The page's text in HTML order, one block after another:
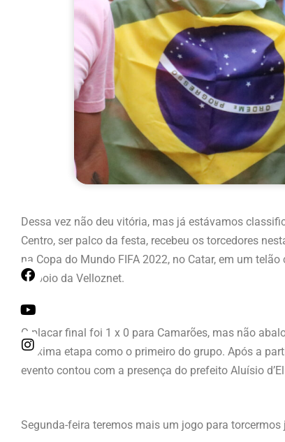
Dessa vez não deu vitória, mas já estávamos
Centro, ser palco da festa, recebeu os torcedores
na Copa do Mundo FIFA 2022, no Catar, em um
o apoio da Velloznet.
O placar final foi 1 x 0 para Camarões, mas não
próxima etapa como o primeiro do grupo. Após a
evento contou com a presença do prefeito Aluísio
Segunda-feira teremos mais um jogo para torcermos